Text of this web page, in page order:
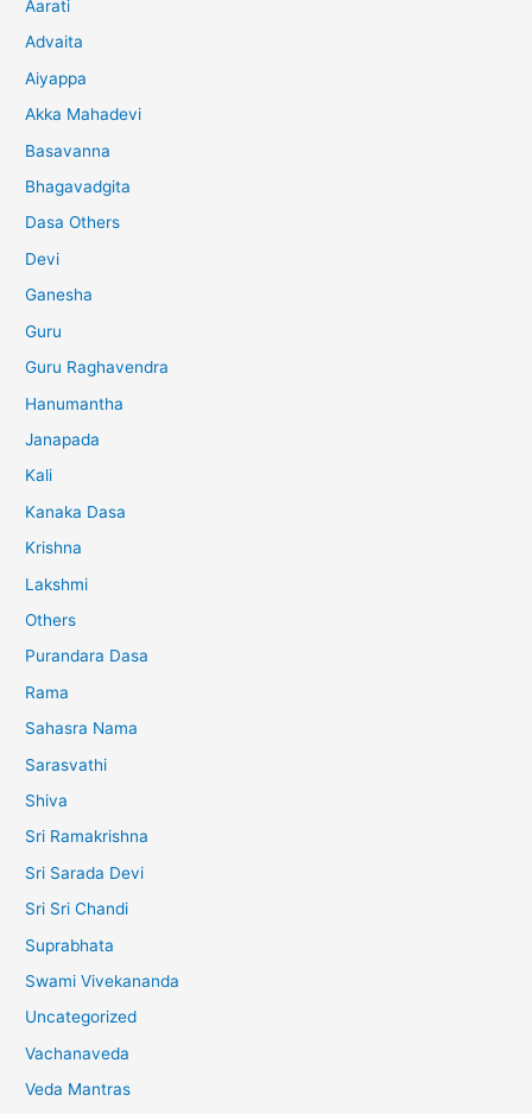
Aarati
Advaita
Aiyappa
Akka Mahadevi
Basavanna
Bhagavadgita
Dasa Others
Devi
Ganesha
Guru
Guru Raghavendra
Hanumantha
Janapada
Kali
Kanaka Dasa
Krishna
Lakshmi
Others
Purandara Dasa
Rama
Sahasra Nama
Sarasvathi
Shiva
Sri Ramakrishna
Sri Sarada Devi
Sri Sri Chandi
Suprabhata
Swami Vivekananda
Uncategorized
Vachanaveda
Veda Mantras